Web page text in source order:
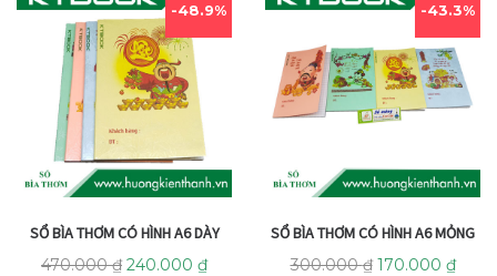
48.9%
SỔ BÌA THƠM CÓ HÌNH A6 DÀY
470.000₫ 240.000 ₫
43.3%
SỔ BÌA THƠM CÓ HÌNH A6 MỎNG
300.000₫ 170.000 ₫